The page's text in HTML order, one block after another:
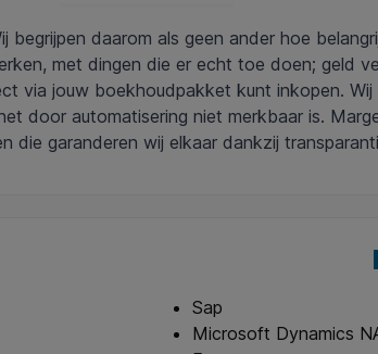
daarom als geen ander hoe
met dingen die er echt toe doen; geld
via jouw boekhoudpakket kunt inkopen.
door automatisering niet merkbaar is.
die garanderen wij elkaar dankzij
Sap
Microsoft Dynamics